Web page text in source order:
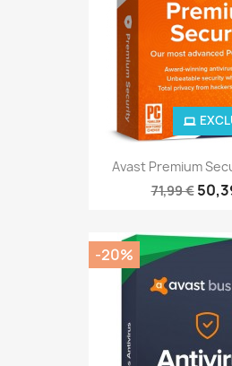
Avast Premium
71,99 €
-20%